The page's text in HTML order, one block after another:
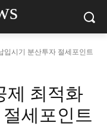
입시기 분산투자 절세포인트
제 최적화
세포인트